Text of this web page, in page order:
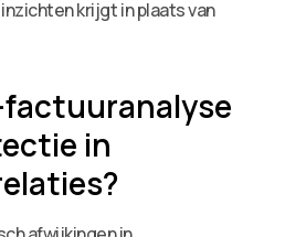
krijgt in plaats van
in